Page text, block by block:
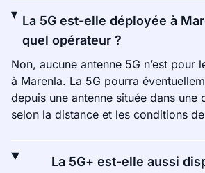
La 5G est-elle déployée à
quel opérateur ?
Non, aucune antenne 5G n’est pour
à Marenla. La 5G pourra
depuis une antenne située dans une
selon la distance et les conditions
La 5G+ est-elle aussi